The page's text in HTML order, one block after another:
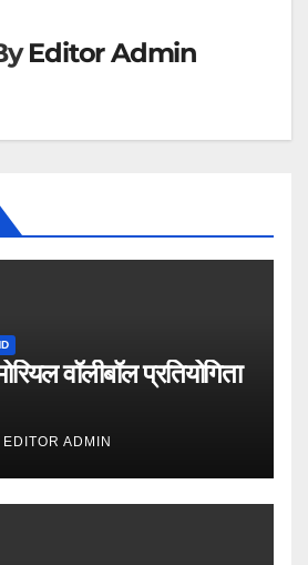
Editor Admin
वॉलीबॉल प्रतियोगिता
EDITOR ADMIN